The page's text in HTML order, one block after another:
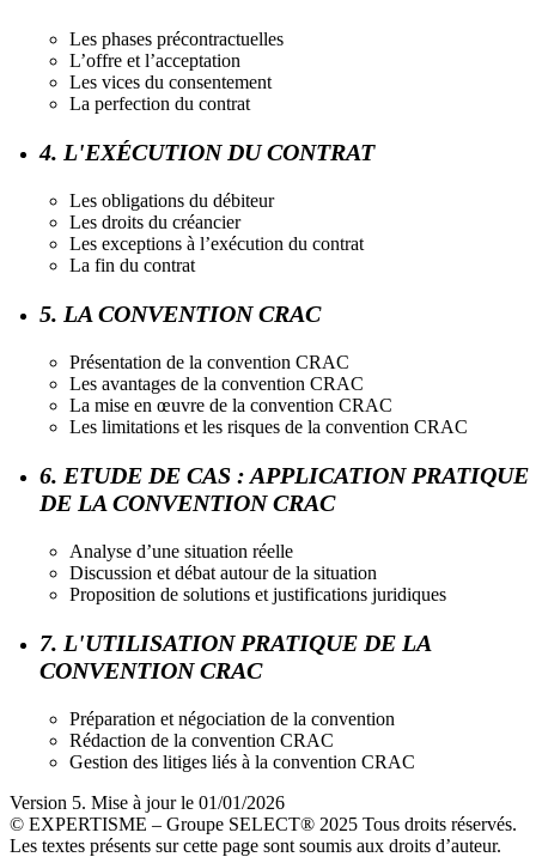
Les phases précontractuelles
L’offre et l’acceptation
Les vices du consentement
La perfection du contrat
4. L'EXÉCUTION DU CONTRAT
Les obligations du débiteur
Les droits du créancier
Les exceptions à l’exécution du contrat
La fin du contrat
5. LA CONVENTION CRAC
Présentation de la convention CRAC
Les avantages de la convention CRAC
La mise en œuvre de la convention CRAC
Les limitations et les risques de la convention CRAC
6. ETUDE DE CAS : APPLICATION PRATIQUE
DE LA CONVENTION CRAC
Analyse d’une situation réelle
Discussion et débat autour de la situation
Proposition de solutions et justifications juridiques
7. L'UTILISATION PRATIQUE DE LA
CONVENTION CRAC
Préparation et négociation de la convention
Rédaction de la convention CRAC
Gestion des litiges liés à la convention CRAC
Version 5. Mise à jour le 01/01/2026
© EXPERTISME – Groupe SELECT® 2025 Tous droits réservés.
Les textes présents sur cette page sont soumis aux droits d’auteur.